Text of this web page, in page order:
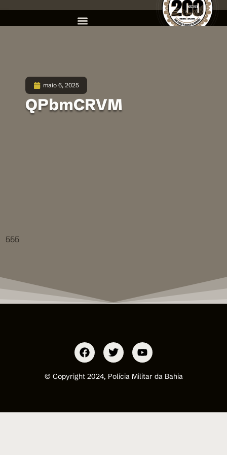
maio 6, 2025
QPbmCRVM
555
© Copyright 2024, Polícia Militar da Bahia